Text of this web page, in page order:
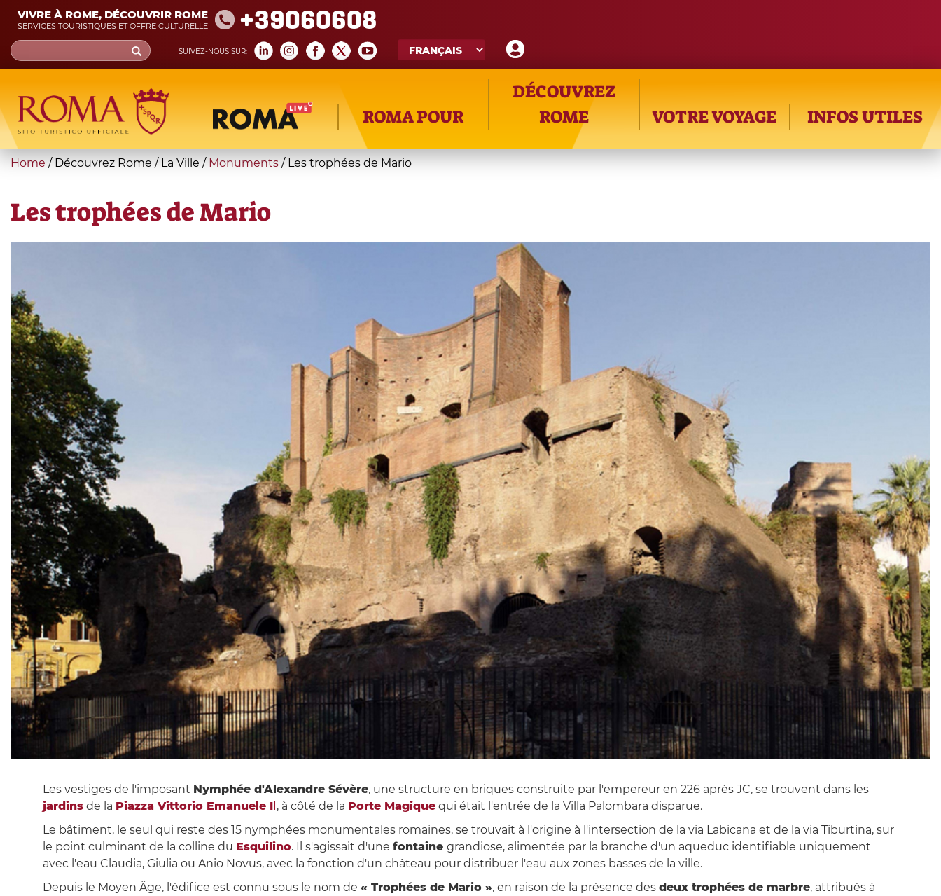
Skip
main
content
VIVRE À ROME, DÉCOUVRIR ROME
SERVICES TOURISTIQUES ET OFFRE CULTURELLE +39060608
SUIVEZ-NOUS SUR:
Search
form
Recherche
ROMA POUR
DÉCOUVREZ
ROME
VOTRE VOYAGE INFOS UTILES
You
here
Home / Découvrez Rome / La Ville / Monuments / Les trophées de Mario
Les trophées de Mario
Les vestiges de l'imposant Nymphée d'Alexandre Sévère, une structure en briques construite par l'empereur en 226 après JC, se trouvent dans les
jardinsde la Piazza Vittorio Emanuele II, à côté de la Porte Magiquequi était l'entrée de la Villa Palombara disparue.
Le bâtiment, le seul qui reste des 15 nymphées monumentales romaines, se trouvait à l'origine à l'intersection de la via Labicana et de la via Tiburtina, sur
le point culminant de la colline du Esquilino. Il s'agissait d'une fontaine grandiose, alimentée par la branche d'un aqueduc identifiable uniquement
avec l'eau Claudia, Giulia ou Anio Novus, avec la fonction d'un château pour distribuer l'eau aux zones basses de la ville.
Depuis le Moyen Âge, l'édifice est connu sous le nom de « Trophées de Mario », en raison de la présence des deux trophées de marbre, attribués à